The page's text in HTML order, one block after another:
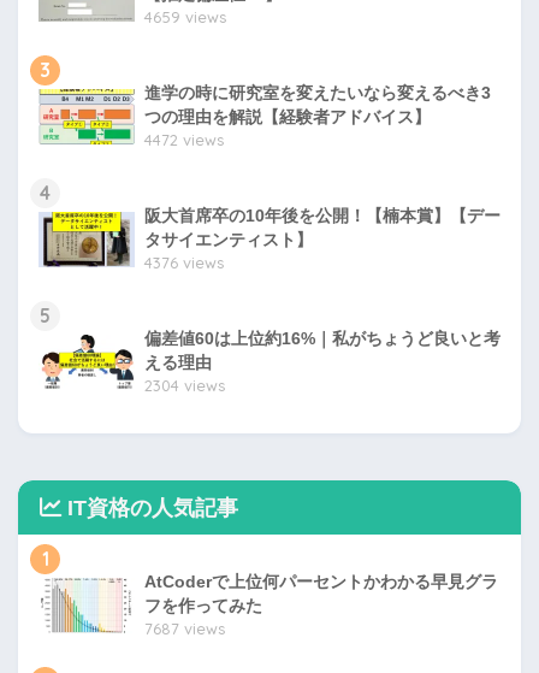
4659 views
3
進学の時に研究室を変えたいなら変えるべき3
つの理由を解説【経験者アドバイス】
4472 views
4
阪大首席卒の10年後を公開！【楠本賞】【デー
タサイエンティスト】
4376 views
5
偏差値60は上位約16%｜私がちょうど良いと考
える理由
2304 views
IT資格の人気記事
1
AtCoderで上位何パーセントかわかる早見グラ
フを作ってみた
7687 views